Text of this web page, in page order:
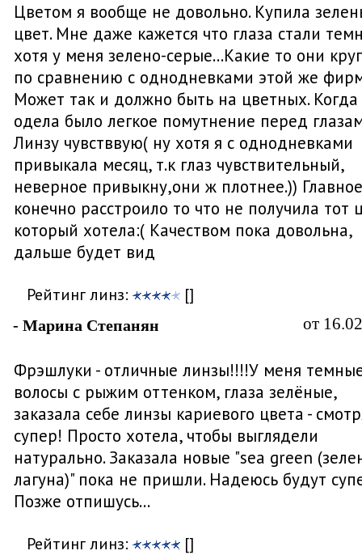
Цветом я вообще не довольно. Купила
цвет. Мне даже кажется что глаза стали
хотя у меня зелено-серые...Какие то они
по сравнению с однодневками этой же
Может так и должно быть на цветных. Когда
одела было легкое помутнение перед
Линзу чувстввую( ну хотя я с однодневками
привыкала месяц, т.к глаз чувствительный,
неверное привыкну,они ж плотнее.)) Главное
конечно расстроило то что не получила тот
который хотела:( Качеством пока довольна,
дальше будет вид
Рейтинг линз: []
- Марина Степанян от
Фрэшлуки - отличные линзы!!!!У меня
волосы с рыжим оттенком, глаза зелёные,
заказала себе линзы кариевого цвета -
супер! Просто хотела, чтобы выглядели
натурально. Заказала новые "sea green
лагуна)" пока не пришли. Надеюсь будут
Позже отпишусь...
Рейтинг линз: []